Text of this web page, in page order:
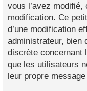
vous l’avez modifié,
modification. Ce
d’une modification
administrateur, bien
discrète concernant
que les utilisateurs
leur propre